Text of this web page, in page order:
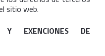
sitio web.
Y EXENCIONES DE